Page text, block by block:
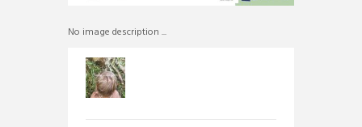
No image description ...